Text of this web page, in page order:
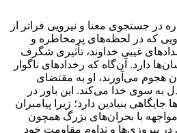
در جستجوی معنا و نیرویی فراتر از
که در لحظه‌های پرمخاطره و
غیبی خداوند، تأثیری شگرف
دارد. آن‌گاه‌ که رخدادهای ناگوار
هجوم می‌آورند، او به ‌مقتضای
‌سوی خدا می‌کند. این باور در
بنیادین دارد؛ زیرا پیامبران
با بحران‌های بزرگ همچون
پیروزی‌ها و تداوم مقاومت خود